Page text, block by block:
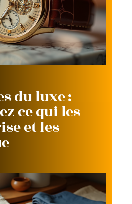
du luxe :
ce qui les
et les